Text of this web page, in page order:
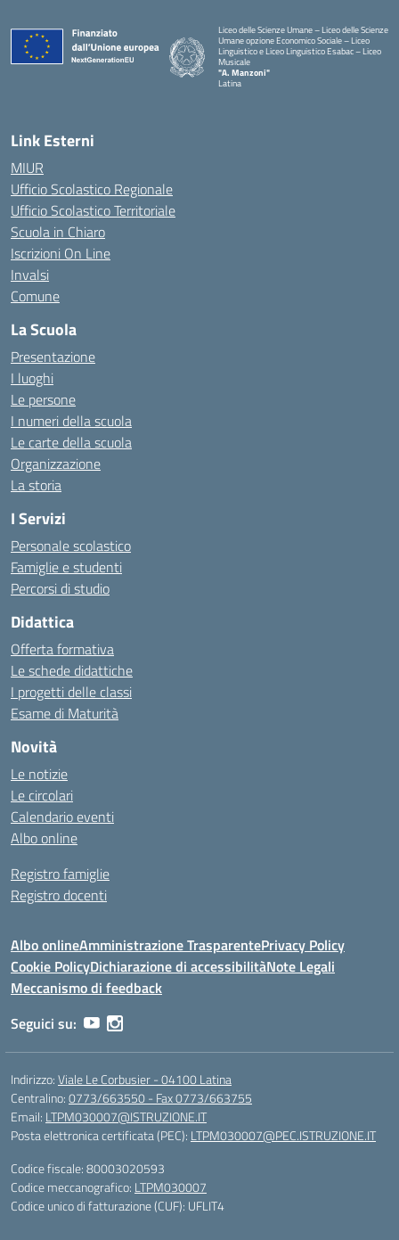
Liceo delle Scienze Umane – Liceo delle Scienze
Umane opzione Economico Sociale – Liceo
Linguistico e Liceo Linguistico Esabac – Liceo
Musicale
"A. Manzoni"
Latina
Link Esterni
MIUR
Ufficio Scolastico Regionale
Ufficio Scolastico Territoriale
Scuola in Chiaro
Iscrizioni On Line
Invalsi
Comune
La Scuola
Presentazione
I luoghi
Le persone
I numeri della scuola
Le carte della scuola
Organizzazione
La storia
I Servizi
Personale scolastico
Famiglie e studenti
Percorsi di studio
Didattica
Offerta formativa
Le schede didattiche
I progetti delle classi
Esame di Maturità
Novità
Le notizie
Le circolari
Calendario eventi
Albo online
Registro famiglie
Registro docenti
Albo onlineAmministrazione TrasparentePrivacy Policy
Cookie PolicyDichiarazione di accessibilitàNote Legali
Meccanismo di feedback
Seguici su:
Indirizzo:Viale Le Corbusier - 04100 Latina
Centralino:0773/663550 - Fax 0773/663755
Email: LTPM030007@ISTRUZIONE.IT
Posta elettronica certificata (PEC): LTPM030007@PEC.ISTRUZIONE.IT
Codice fiscale: 80003020593
Codice meccanografico: LTPM030007
Codice unico di fatturazione (CUF): UFLIT4